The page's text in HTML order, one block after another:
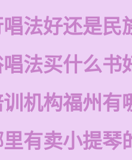
法好还是民
法买什么书
机构福州有
有卖小提琴